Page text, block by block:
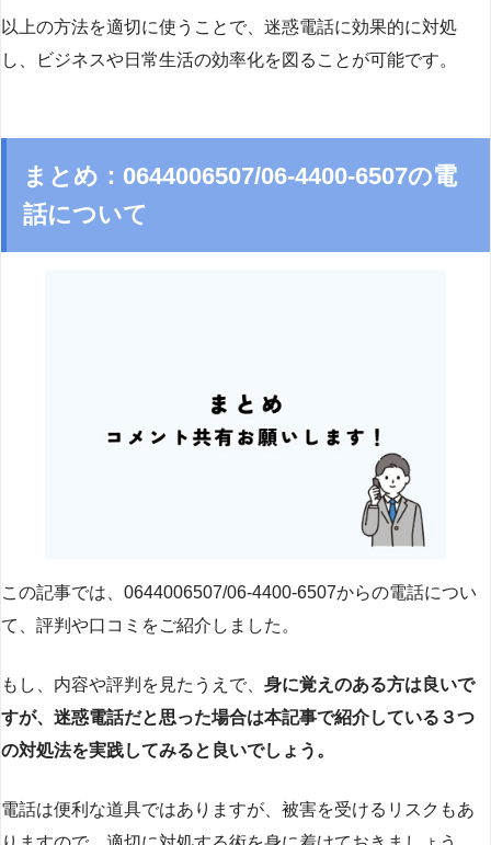
以上の方法を適切に使うことで、迷惑電話に効果的に対処
し、ビジネスや日常生活の効率化を図ることが可能です。
まとめ：0644006507/06-4400-6507の電
話について
この記事では、0644006507/06-4400-6507からの電話につい
て、評判や口コミをご紹介しました。
もし、内容や評判を見たうえで、 身に覚えのある方は良いで
すが、迷惑電話だと思った場合は本記事で紹介している３つ
の対処法を実践してみると良いでしょう。
電話は便利な道具ではありますが、被害を受けるリスクもあ